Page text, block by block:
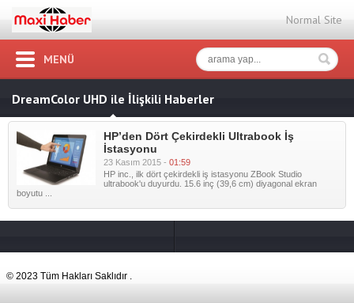
Normal Site
MENÜ
DreamColor UHD ile İlişkili Haberler
HP’den Dört Çekirdekli Ultrabook İş
İstasyonu
23 Kasım 2015 - 01:59
HP inc., ilk dört çekirdekli iş istasyonu ZBook Studio
ultrabook'u duyurdu. 15.6 inç (39,6 cm) diyagonal ekran
boyutu ...
© 2023 Tüm Hakları Saklıdır .